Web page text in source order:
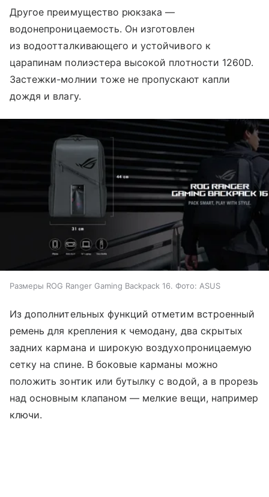
Другое преимущество рюкзака —
водонепроницаемость. Он изготовлен
из водоотталкивающего и устойчивого к
царапинам полиэстера высокой плотности 1260D.
Застежки-молнии тоже не пропускают капли
дождя и влагу.
Размеры ROG Ranger Gaming Backpack 16. Фото: ASUS
Из дополнительных функций отметим встроенный
ремень для крепления к чемодану, два скрытых
задних кармана и широкую воздухопроницаемую
сетку на спине. В боковые карманы можно
положить зонтик или бутылку с водой, а в прорезь
над основным клапаном — мелкие вещи, например
ключи.